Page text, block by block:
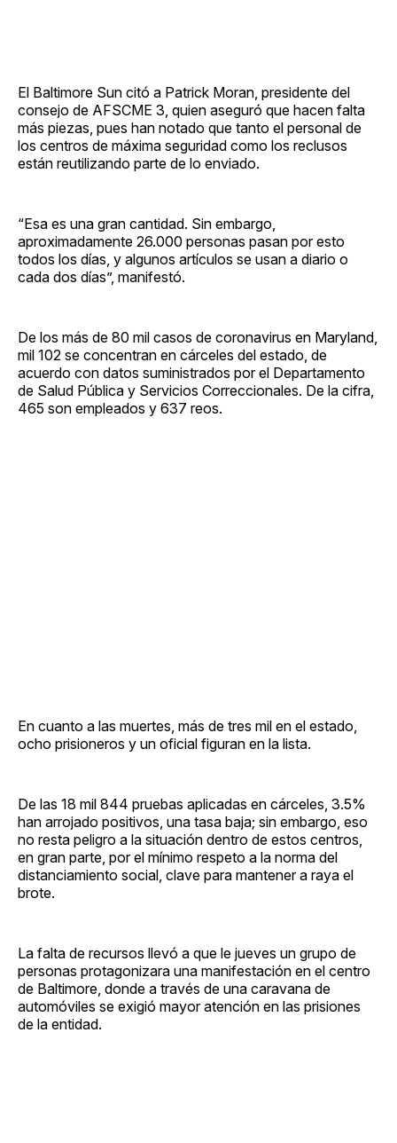
El Baltimore Sun citó a Patrick Moran, presidente del
consejo de AFSCME 3, quien aseguró que hacen falta
más piezas, pues han notado que tanto el personal de
los centros de máxima seguridad como los reclusos
están reutilizando parte de lo enviado.
“Esa es una gran cantidad. Sin embargo,
aproximadamente 26.000 personas pasan por esto
todos los días, y algunos artículos se usan a diario o
cada dos días”, manifestó.
De los más de 80 mil casos de coronavirus en Maryland,
mil 102 se concentran en cárceles del estado, de
acuerdo con datos suministrados por el Departamento
de Salud Pública y Servicios Correccionales. De la cifra,
465 son empleados y 637 reos.
En cuanto a las muertes, más de tres mil en el estado,
ocho prisioneros y un oficial figuran en la lista.
De las 18 mil 844 pruebas aplicadas en cárceles, 3.5%
han arrojado positivos, una tasa baja; sin embargo, eso
no resta peligro a la situación dentro de estos centros,
en gran parte, por el mínimo respeto a la norma del
distanciamiento social, clave para mantener a raya el
brote.
La falta de recursos llevó a que le jueves un grupo de
personas protagonizara una manifestación en el centro
de Baltimore, donde a través de una caravana de
automóviles se exigió mayor atención en las prisiones
de la entidad.